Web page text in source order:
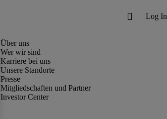
Wer wir sind
Karriere bei uns
Unsere Standorte
Presse
Mitgliedschaften und Partner
Investor Center